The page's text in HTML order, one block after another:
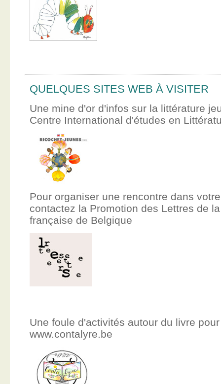
QUELQUES SITES WEB À VISITER
Une mine d'or d'infos sur la littérature
Centre International d'études en
Pour organiser une rencontre dans
contactez la Promotion des Lettres de
française de Belgique
Une foule d'activités autour du livre
www.contalyre.be